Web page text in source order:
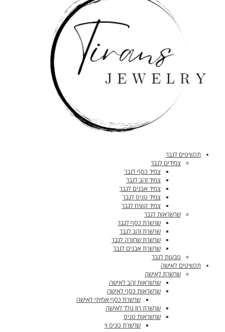
תכשיטים לגבר
צמידים לגבר
צמיד כסף לגבר
צמיד זהב לגבר
צמיד אבנים לגבר
צמיד טניס לגבר
צמיד קשיח לגבר
שרשראות לגבר
שרשרת כסף לגבר
שרשרת זהב לגבר
שרשרת שחורה לגבר
שרשרת אבנים לגבר
טבעות לגבר
תכשיטים לאישה
שרשרת לאישה
שרשראות זהב לאישה
שרשראות כסף לאישה
שרשרת כסף אמיתי לאישה
שרשרת רוז גולד לאישה
שרשראות טניס
שרשרת טניס וי